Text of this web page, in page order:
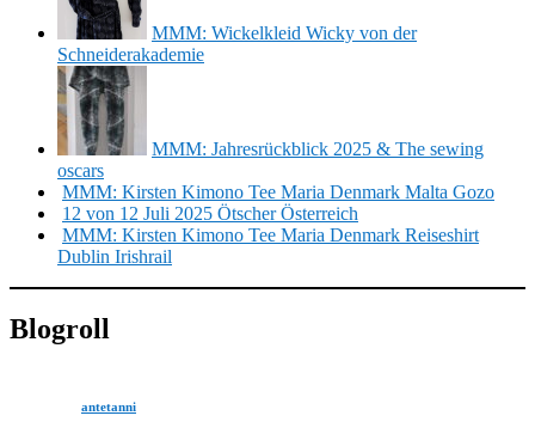
MMM: Wickelkleid Wicky von der
Schneiderakademie
MMM: Jahresrückblick 2025 & The sewing
oscars
MMM: Kirsten Kimono Tee Maria Denmark Malta Gozo
12 von 12 Juli 2025 Ötscher Österreich
MMM: Kirsten Kimono Tee Maria Denmark Reiseshirt
Dublin Irishrail
Blogroll
antetanni